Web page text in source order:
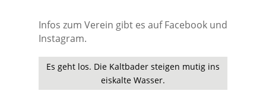
Infos zum Verein gibt es auf Facebook und
Instagram.
Es geht los. Die Kaltbader steigen mutig ins
eiskalte Wasser.